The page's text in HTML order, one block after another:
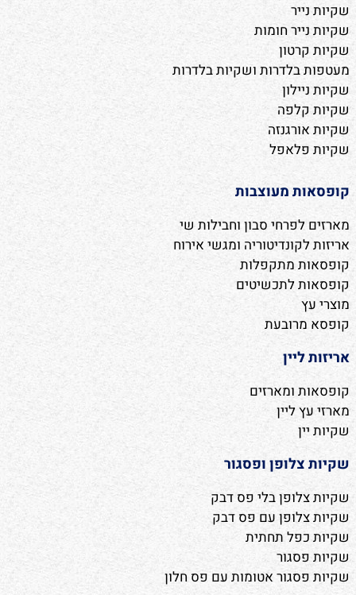
שקיות נייר
שקיות נייר חומות
שקיות קרטון
מעטפות בלדרות ושקיות בלדרות
שקיות ניילון
שקיות קלפה
שקיות אורגנזה
שקיות פלאפל
קופסאות מעוצבות
מארזים לפרחי סבון וחבילות שי
אריזות לקונדיטוריה ומגשי אירוח
קופסאות מתקפלות
קופסאות לתכשיטים
מוצרי עץ
קופסא מרובעת
אריזות ליין
קופסאות ומארזים
מארזי עץ ליין
שקיות יין
שקיות צלופן ופסגור
שקיות צלופן בלי פס דבק
שקיות צלופן עם פס דבק
שקיות כפל תחתית
שקיות פסגור
שקיות פסגור אטומות עם פס חלון